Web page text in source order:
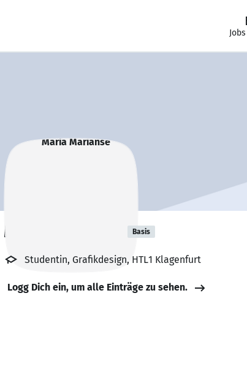
Maria Marianse Basis
Studentin, Grafikdesign, HTL1 Klagenfurt
Logg Dich ein, um alle Einträge zu sehen.